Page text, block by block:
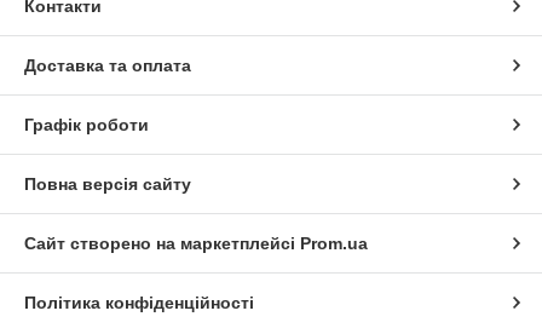
Контакти
Доставка та оплата
Графік роботи
Повна версія сайту
Сайт створено на маркетплейсі Prom.ua
Політика конфіденційності